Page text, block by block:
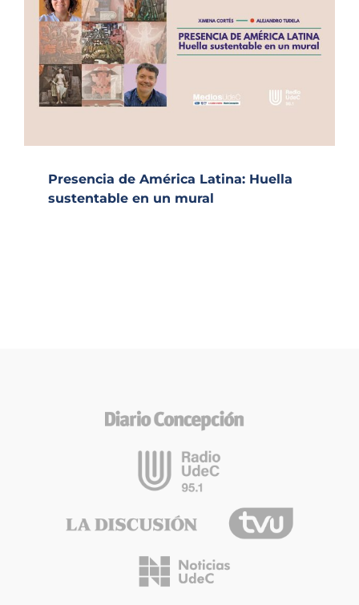
Presencia de América Latina: Huella
sustentable en un mural